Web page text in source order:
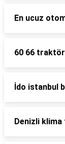
En ucuz
60 66
İdo istanbul
Denizli klima